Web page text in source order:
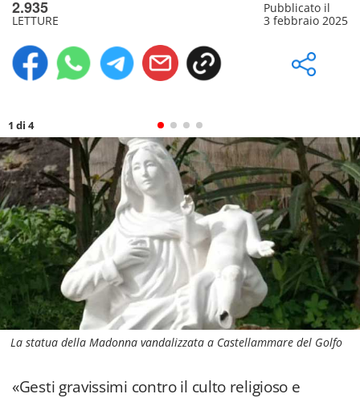
2.935
LETTURE
Pubblicato il
3 febbraio 2025
1 di 4
La statua della Madonna vandalizzata a Castellammare del Golfo
«Gesti gravissimi contro il culto religioso e